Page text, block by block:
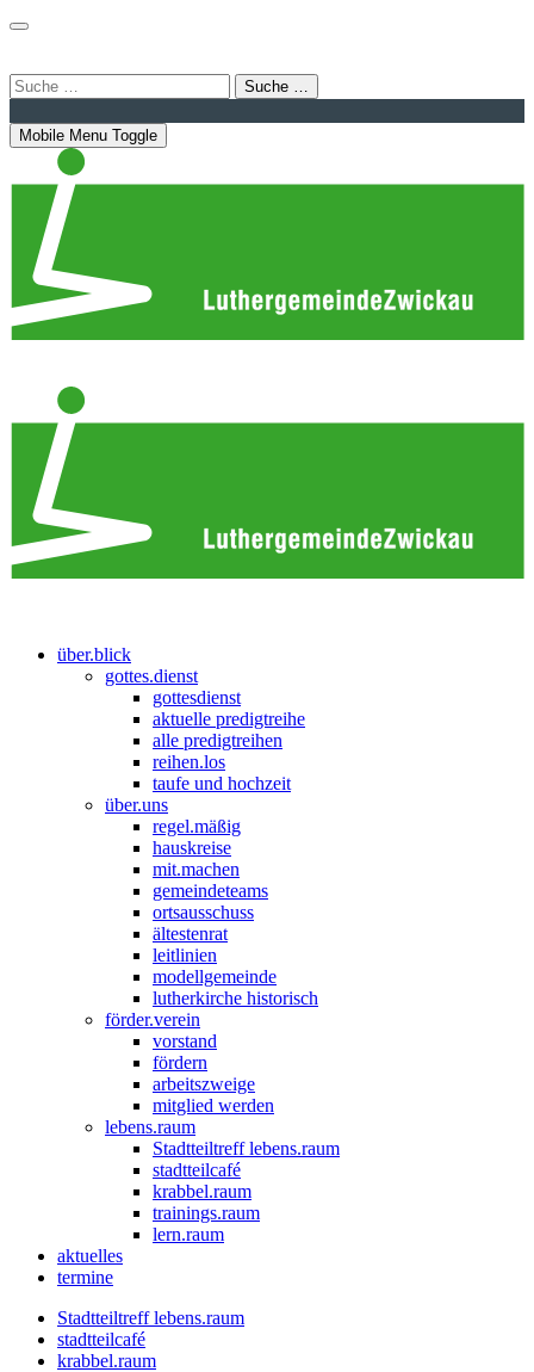
Suche …
Mobile Menu Toggle
über.blick
gottes.dienst
gottesdienst
aktuelle predigtreihe
alle predigtreihen
reihen.los
taufe und hochzeit
über.uns
regel.mäßig
hauskreise
mit.machen
gemeindeteams
ortsausschuss
ältestenrat
leitlinien
modellgemeinde
lutherkirche historisch
förder.verein
vorstand
fördern
arbeitszweige
mitglied werden
lebens.raum
Stadtteiltreff lebens.raum
stadtteilcafé
krabbel.raum
trainings.raum
lern.raum
aktuelles
termine
Stadtteiltreff lebens.raum
stadtteilcafé
krabbel.raum